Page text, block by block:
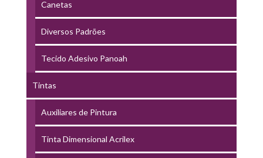
Canetas
Diversos Padrões
Tecido Adesivo Panoah
Tintas
Auxiliares de Pintura
Tinta Dimensional Acrilex